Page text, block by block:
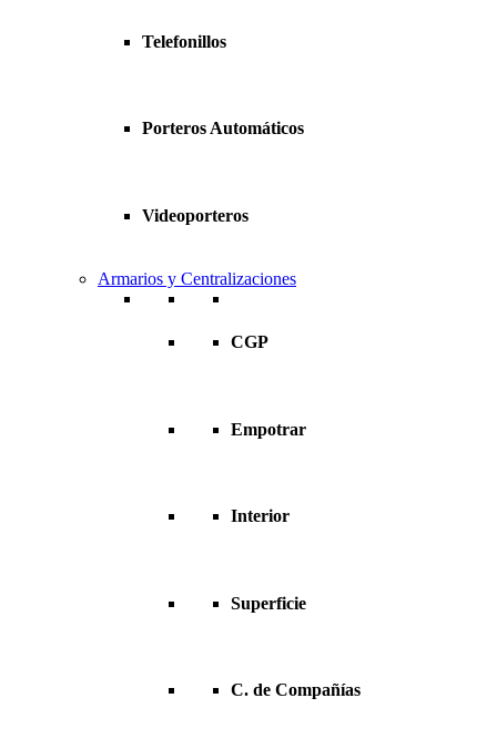
Telefonillos
Porteros Automáticos
Videoporteros
Armarios y Centralizaciones
CGP
Empotrar
Interior
Superficie
C. de Compañías